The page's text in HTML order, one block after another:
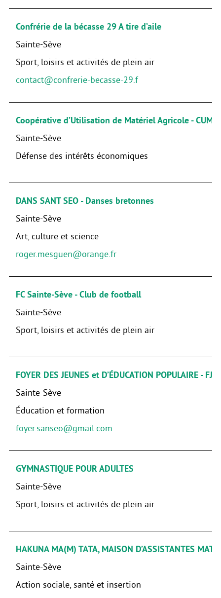
Confrérie de la bécasse 29 A tire d’aile
Sainte-Sève
Sport, loisirs et activités de plein air
contact@confrerie-becasse-29.f
Coopérative d’Utilisation de Matériel Agricole - CUMA
Sainte-Sève
Défense des intérêts économiques
DANS SANT SEO - Danses bretonnes
Sainte-Sève
Art, culture et science
roger.mesguen@orange.fr
FC Sainte-Sève - Club de football
Sainte-Sève
Sport, loisirs et activités de plein air
FOYER DES JEUNES et D’ÉDUCATION POPULAIRE -
Sainte-Sève
Éducation et formation
foyer.sanseo@gmail.com
GYMNASTIQUE POUR ADULTES
Sainte-Sève
Sport, loisirs et activités de plein air
HAKUNA MA(M) TATA, MAISON D’ASSISTANTES
Sainte-Sève
Action sociale, santé et insertion